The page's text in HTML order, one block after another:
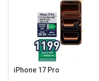
iPhone 17 Pro